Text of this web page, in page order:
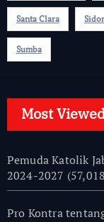
Santa Clara
Sumba
Most
Pemuda Katolik
2024-2027
Pro Kontra